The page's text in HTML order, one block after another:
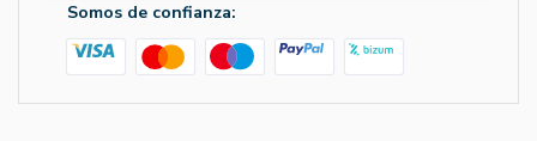
Somos de confianza: